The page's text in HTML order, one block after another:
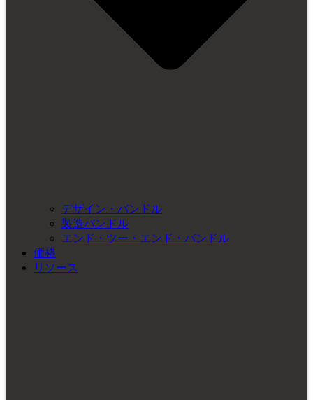
デザイン・バンドル
製造バンドル
エンド・ツー・エンド・バンドル
価格
リソース